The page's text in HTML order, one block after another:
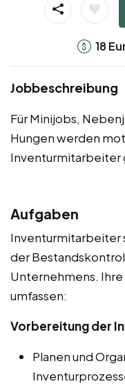
18
Jobbeschreibung
Für Minijobs,
Hungen werden
Inventurmitarbeiter
Aufgaben
Inventurmitarbeiter
der
Unternehmens.
umfassen:
Vorbereitung der
Planen und